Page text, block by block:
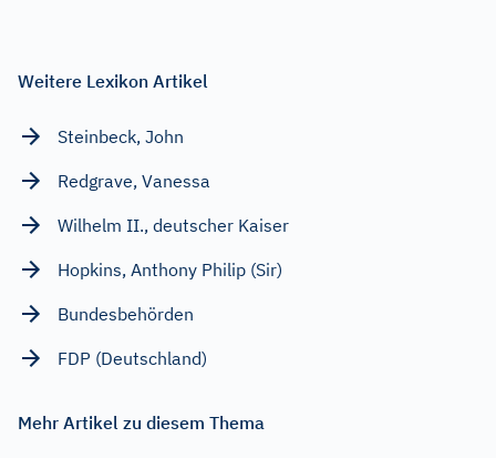
Weitere Lexikon Artikel
Steinbeck, John
Redgrave, Vanessa
Wilhelm II., deutscher Kaiser
Hopkins, Anthony Philip (Sir)
Bundesbehörden
FDP (Deutschland)
Mehr Artikel zu diesem Thema